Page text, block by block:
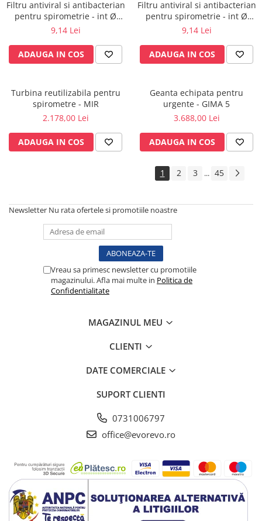
Vase
Spirometrie
Spirometre
Filtre antibacteriene
Alte dispozitive respiratorii
Clesti nazali
Dermatoscoape
Diapazon
Set ORL/Oftalmo
Lampi examinare
Lampi cu infrarosu
Electroencefalografe
Colposcoape
Glucometre
Ingrijire personala
Perne si paturi electrice
Perne ortopedice
Filtru antiviral si antibacterian
pentru spirometrie - int Ø
27,0 x ext Ø 30,0 mm / int Ø
9,14 Lei
ADAUGA IN COS
Filtru antiviral si antibacterian
pentru spirometrie - int Ø
27,0 x ext Ø 30,0 mm / int Ø
9,14 Lei
ADAUGA IN COS
Turbina reutilizabila pentru
spirometre - MIR
2.178,00 Lei
ADAUGA IN COS
Geanta echipata pentru
urgente - GIMA 5
3.688,00 Lei
ADAUGA IN COS
1 2 3 ... 45
Newsletter Nu rata ofertele si promotiile noastre
Vreau sa primesc newsletter cu promotiile
magazinului. Afla mai multe in Politica de
Confidentialitate
MAGAZINUL MEU
CLIENTI
DATE COMERCIALE
SUPORT CLIENTI
0731006797
office@evorevo.ro